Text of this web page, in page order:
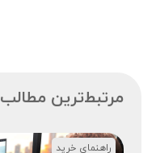
مرتبط‌ترین مطالب
راهنمای خرید